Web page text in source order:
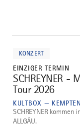
KONZERT
EINZIGER TERMIN
1
SCHREYNER -
Tour 2026
KULTBOX — KEMPTEN
SCHREYNER kommen
ALLGÄU.